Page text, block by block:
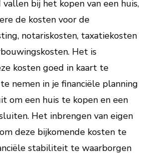
bij het kopen van een huis,
de kosten voor de
notariskosten, taxatiekosten
Het is
kosten goed in kaart te
nemen in je financiële planning
om een huis te kopen en een
Het inbrengen van eigen
deze bijkomende kosten te
stabiliteit te waarborgen